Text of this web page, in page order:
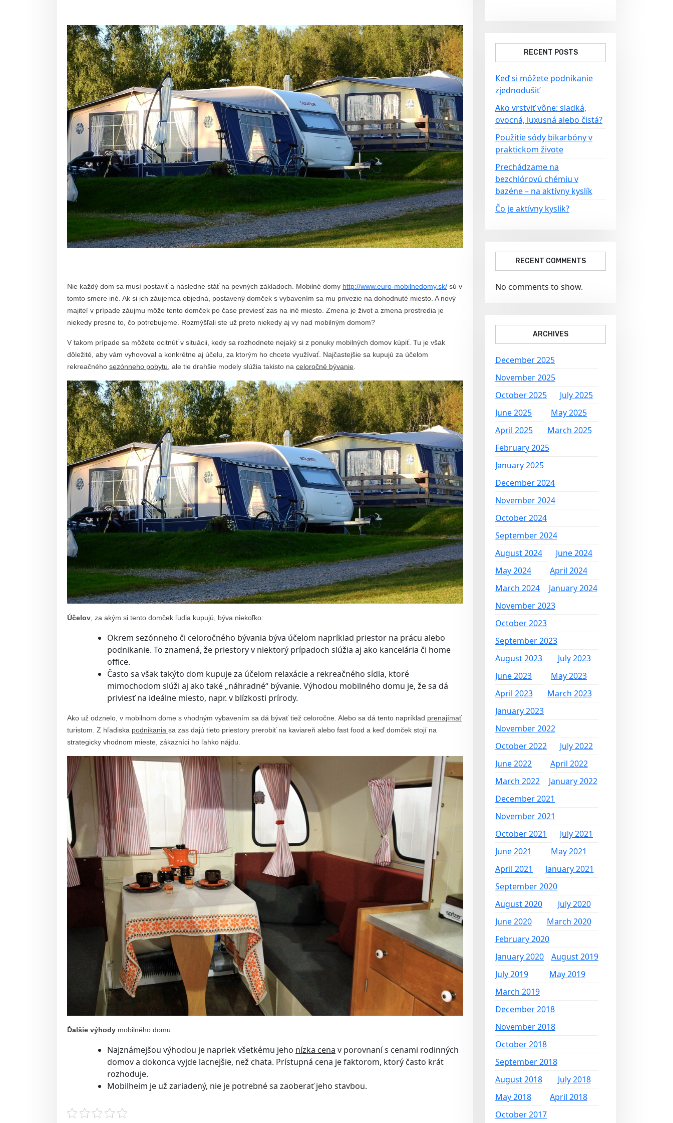
Nie každý dom sa musí postaviť a následne stáť na pevných základoch. Mobilné domy http://www.euro-mobilnedomy.sk/ sú v
tomto smere iné. Ak si ich záujemca objedná, postavený domček s vybavením sa mu privezie na dohodnuté miesto. A nový
majiteľ v prípade záujmu môže tento domček po čase previesť zas na iné miesto. Zmena je život a zmena prostredia je
niekedy presne to, čo potrebujeme. Rozmýšľali ste už preto niekedy aj vy nad mobilným domom?
V takom prípade sa môžete ocitnúť v situácii, kedy sa rozhodnete nejaký si z ponuky mobilných domov kúpiť. Tu je však
dôležité, aby vám vyhovoval a konkrétne aj účelu, za ktorým ho chcete využívať. Najčastejšie sa kupujú za účelom
rekreačného sezónneho pobytu , ale tie drahšie modely slúžia takisto na celoročné bývanie
Účelov , za akým si tento domček ľudia kupujú, býva niekoľko:
Okrem sezónneho či celoročného bývania býva účelom napríklad priestor na prácu alebo
podnikanie. To znamená, že priestory v niektorý prípadoch slúžia aj ako kancelária či home
office.
Často sa však takýto dom kupuje za účelom relaxácie a rekreačného sídla, ktoré
mimochodom slúži aj ako také „náhradné“ bývanie. Výhodou mobilného domu je, že sa dá
priviesť na ideálne miesto, napr. v blízkosti prírody.
Ako už odznelo, v mobilnom dome s vhodným vybavením sa dá bývať tiež celoročne. Alebo sa dá tento napríklad prenajímať
turistom. Z hľadiska podnikania sa zas dajú tieto priestory prerobiť na kaviareň alebo fast food a keď domček stojí na
strategicky vhodnom mieste, zákazníci ho ľahko nájdu.
Ďalšie výhody mobilného domu:
Najznámejšou výhodou je napriek všetkému jeho nízka cena v porovnaní s cenami rodinných
domov a dokonca vyjde lacnejšie, než chata. Prístupná cena je faktorom, ktorý často krát
rozhoduje.
Mobilheim je už zariadený, nie je potrebné sa zaoberať jeho stavbou.
RECENT POSTS
Keď si môžete podnikanie
zjednodušiť
Ako vrstviť vône: sladká,
ovocná, luxusná alebo čistá?
Použitie sódy bikarbóny v
praktickom živote
Prechádzame na
bezchlórovú chémiu v
bazéne – na aktívny kyslík
Čo je aktívny kyslík?
RECENT COMMENTS
No comments to show.
ARCHIVES
December 2025
November 2025
October 2025
July 2025
June 2025
May 2025
April 2025
March 2025
February 2025
January 2025
December 2024
November 2024
October 2024
September 2024
August 2024
June 2024
May 2024
April 2024
March 2024
January 2024
November 2023
October 2023
September 2023
August 2023
July 2023
June 2023
May 2023
April 2023
March 2023
January 2023
November 2022
October 2022
July 2022
June 2022
April 2022
March 2022
January 2022
December 2021
November 2021
October 2021
July 2021
June 2021
May 2021
April 2021
January 2021
September 2020
August 2020
July 2020
June 2020
March 2020
February 2020
January 2020
August 2019
July 2019
May 2019
March 2019
December 2018
November 2018
October 2018
September 2018
August 2018
July 2018
May 2018
April 2018
October 2017